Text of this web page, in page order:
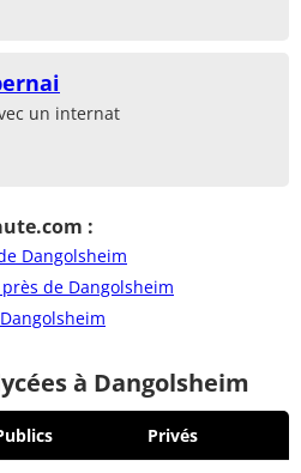
un internat
:
Dangolsheim
de Dangolsheim
à Dangolsheim
Privés